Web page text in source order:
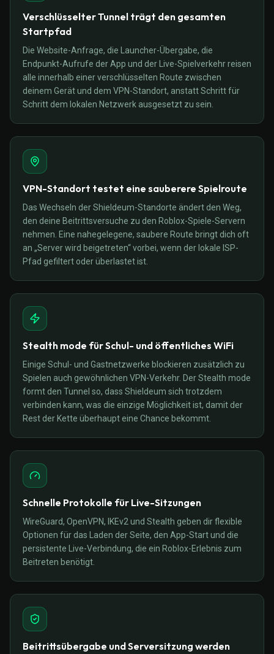
Verschlüsselter Tunnel trägt den gesamten
Startpfad
Die Website-Anfrage, die Launcher-Übergabe, die
Endpunkt-Aufrufe der App und der Live-Spielverkehr reisen
alle innerhalb einer verschlüsselten Route zwischen
deinem Gerät und dem VPN-Standort, anstatt Schritt für
Schritt dem lokalen Netzwerk ausgesetzt zu sein.
VPN-Standort testet eine sauberere Spielroute
Das Wechseln der Shieldeum-Standorte ändert den Weg,
den deine Beitrittsversuche zu den Roblox-Spiele-Servern
nehmen. Eine nahegelegene, saubere Route bringt dich oft
an „Server wird beigetreten“ vorbei, wenn der lokale ISP-
Pfad gefiltert oder überlastet ist.
Stealth mode für Schul- und öffentliches WiFi
Einige Schul- und Gastnetzwerke blockieren zusätzlich zu
Spielen auch gewöhnlichen VPN-Verkehr. Der Stealth mode
formt den Tunnel so, dass Shieldeum sich trotzdem
verbinden kann, was die einzige Möglichkeit ist, damit der
Rest der Kette überhaupt eine Chance bekommt.
Schnelle Protokolle für Live-Sitzungen
WireGuard, OpenVPN, IKEv2 und Stealth geben dir flexible
Optionen für das Laden der Seite, den App-Start und die
persistente Live-Verbindung, die ein Roblox-Erlebnis zum
Beitreten benötigt.
Beitrittsübergabe und Serversitzung werden